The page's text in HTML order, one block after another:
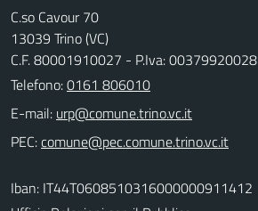
C.so Cavour 70
13039 Trino (VC)
C.F. 80001910027 - P.Iva: 00379920028
Telefono:0161 806010
E-mail:
PEC:
Iban: IT44T0608510316000000911412